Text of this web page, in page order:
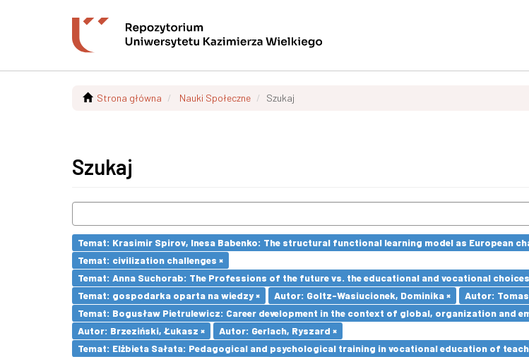
Strona główna Nauki Społeczne Szukaj
Szukaj
Temat: Krasimir Spirov, Inesa Babenko: The structural functional learning model as European
Temat: civilization challenges ×
Temat: Anna Suchorab: The Professions of the future vs. the educational and vocational
Temat: gospodarka oparta na wiedzy ×
Autor: Goltz-Wasiucionek, Dominika ×
Autor:
Temat: Bogusław Pietrulewicz: Career development in the context of global, organization and
Autor: Brzeziński, Łukasz ×
Autor: Gerlach, Ryszard ×
Temat: Elżbieta Sałata: Pedagogical and psychological training in vocational education of